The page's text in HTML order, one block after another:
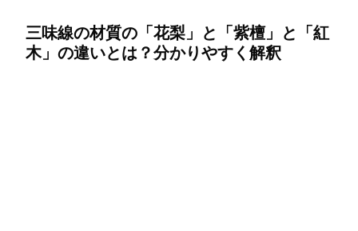
三味線の材質の「花梨」と「紫檀」と「紅
木」の違いとは？分かりやすく解釈